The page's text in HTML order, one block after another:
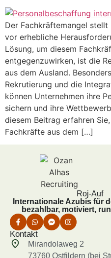
Der Fachkräftemangel
vor erhebliche
Lösung, um diesem
entgegenzuwirken, ist die
aus dem Ausland.
Rekrutierung und die
können Unternehmen ihre
sichern und ihre
diesem Beitrag erfahren
Fachkräfte aus dem […]
Roj-Auf
Internationale Azubis für
bezahlbar, motiviert,
Kontakt
Mirandolaweg 2
73760 Ostfildern (bei